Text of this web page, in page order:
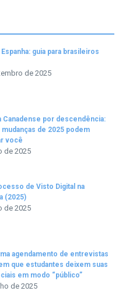
guia para brasileiros
de 2025
Canadense por descendência:
mudanças de 2025 podem
você
de 2025
de Visto Digital na
(2025)
de 2025
agendamento de entrevistas
que estudantes deixem suas
em modo “público”
de 2025